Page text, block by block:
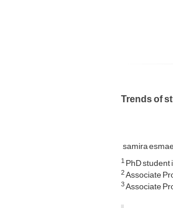
Trends of
samira
1PhD student
2Associate
3Associate